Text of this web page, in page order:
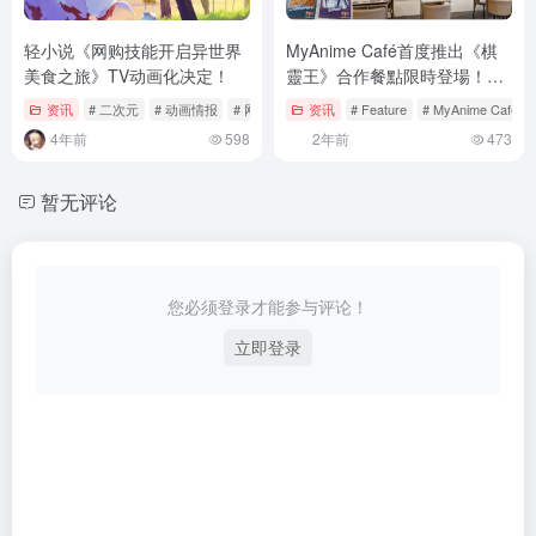
轻小说《网购技能开启异世界
美食之旅》TV动画化决定！
资讯 # 二次元 # 动画情报 # 网购技能开启异世界美食之旅
4年前 598
MyAnime Café首度推出《棋
靈王》合作餐點限時登場！透
過美味餐點回憶經典作品⚫⚪
资讯 # Feature # MyAnime Café
2年前 473
暂无评论
您必须登录才能参与评论！
立即登录